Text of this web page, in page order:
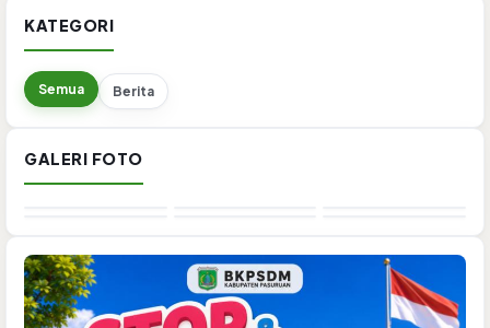
KATEGORI
Semua Berita
GALERI FOTO